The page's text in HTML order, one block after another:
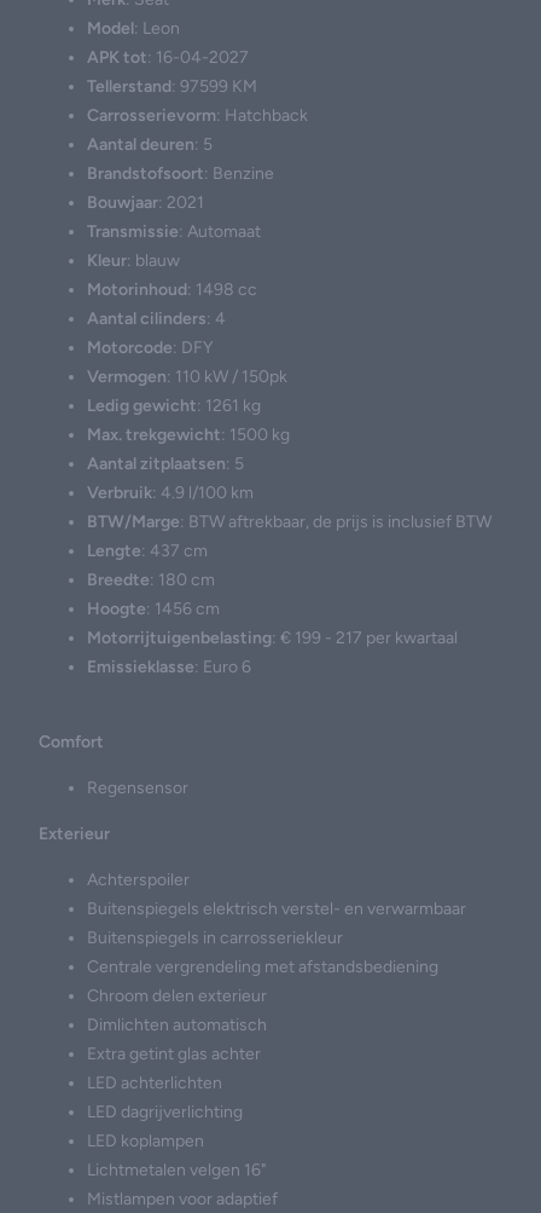
Model: Leon
APK tot: 16-04-2027
Tellerstand: 97599 KM
Carrosserievorm: Hatchback
Aantal deuren: 5
Brandstofsoort: Benzine
Bouwjaar: 2021
Transmissie: Automaat
Kleur: blauw
Motorinhoud: 1498 cc
Aantal cilinders: 4
Motorcode: DFY
Vermogen: 110 kW / 150pk
Ledig gewicht: 1261 kg
Max. trekgewicht: 1500 kg
Aantal zitplaatsen: 5
Verbruik: 4.9 l/100 km
BTW/Marge: BTW aftrekbaar, de prijs is inclusief BTW
Lengte: 437 cm
Breedte: 180 cm
Hoogte: 1456 cm
Motorrijtuigenbelasting: € 199 - 217 per kwartaal
Emissieklasse: Euro 6
Comfort
Regensensor
Exterieur
Achterspoiler
Buitenspiegels elektrisch verstel- en verwarmbaar
Buitenspiegels in carrosseriekleur
Centrale vergrendeling met afstandsbediening
Chroom delen exterieur
Dimlichten automatisch
Extra getint glas achter
LED achterlichten
LED dagrijverlichting
LED koplampen
Lichtmetalen velgen 16"
Mistlampen voor adaptief